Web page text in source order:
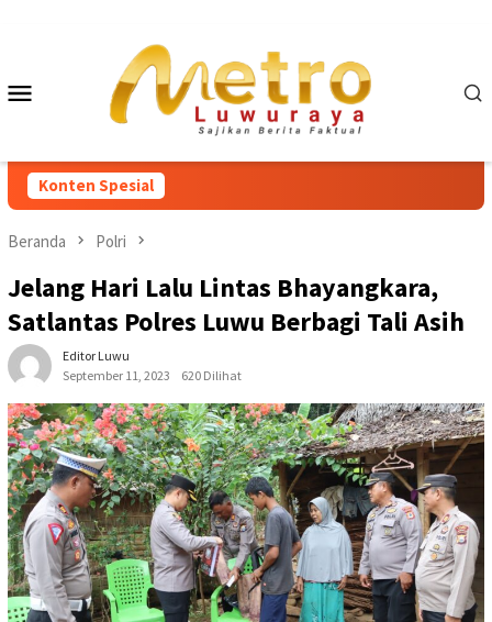
Mobile
Konten Spesial
Beranda Polri
Jelang Hari Lalu Lintas Bhayangkara,
Satlantas Polres Luwu Berbagi Tali Asih
Editor Luwu
September 11, 2023
620 Dilihat